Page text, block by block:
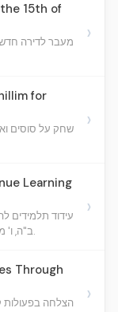
15th of
מעבר לדירה
›
for
שחק על סוסים
›
Learning
עידוד תלמידים
ב"ה, ו' מנ"א, תשי"ד ברוקלין.
›
Through
הצלחה בפעולות
›